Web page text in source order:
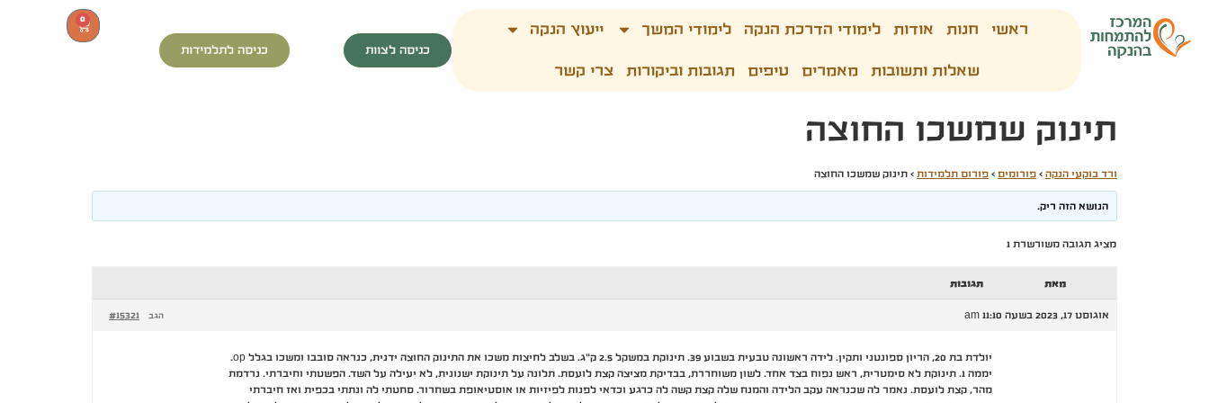
ראשי חנות אודות לימודי הדרכת הנקה לימודי המשך ייעוץ הנקה
שאלות ותשובות מאמרים טיפים תגובות וביקורות צרי קשר
כניסה לצוות כניסה לתלמידות
0
תינוק שמשכו החוצה
ורד בוקעי הנקה › פורומים › פורום תלמידות › תינוק שמשכו החוצה
הנושא הזה ריק.
מציג תגובה משורשרת 1
מאת תגובות
אוגוסט 17, 2023 בשעה 11:10 am #15321 הגב
יולדת בת 20, הריון ספונטני ותקין. לידה ראשונה טבעית בשבוע 39. תינוקת במשקל 2.5 ק"ג. בשלב לחיצות משכו את התינוק החוצה ידנית, כנראה סובבו ומשכו בגלל op.
יממה 1. תינוקת לא סימטרית, ראש נפוח בצד אחד. לשון משוחררת, בבדיקת מציצה קצת לועסת. תלונה על תינוקת ישנונית, לא יעילה על השד. הפשטתי וחיברתי. נרדמת
מהר, קצת לועסת. נאמר לה שכנראה עקב הלידה והמנח שלה קצת קשה לה כרגע וכדאי לפנות לפיזיות או אוסטיאופת בשחרור. סחטתי לה ונתתי בכפית ואז חיברתי